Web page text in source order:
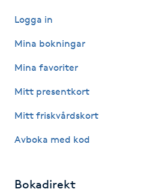
Hot Stone Massage
Hudföryngring
Logga in
Mina bokningar
Mina favoriter
Mitt presentkort
Mitt friskvårdskort
Avboka med kod
Bokadirekt